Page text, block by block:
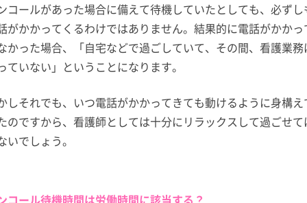
コールがあった場合に備えて待機していたとしても、必ずし
がかかってくるわけではありません。結果的に電話がかかっ
かった場合、「自宅などで過ごしていて、その間、看護業務
ていない」ということになります。
しそれでも、いつ電話がかかってきても動けるように身構え
のですから、看護師としては十分にリラックスして過ごせて
いでしょう。